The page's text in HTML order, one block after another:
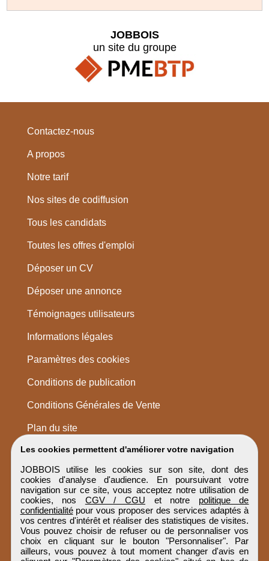
Les cookies permettent d'améliorer votre navigation
JOBBOIS utilise les cookies sur son site, dont des
cookies d'analyse d'audience. En poursuivant votre
navigation sur ce site, vous acceptez notre utilisation de
cookies, nos CGV / CGU et notre politique de
confidentialitépour vous proposer des services adaptés à
vos centres d'intérêt et réaliser des statistiques de visites.
Vous pouvez choisir de refuser ou de personnaliser vos
choix en cliquant sur le bouton "Personnaliser". Par
ailleurs, vous pouvez à tout moment changer d'avis en
JOBBOIS
un site du groupe
Contactez-nous
A propos
Notre tarif
Nos sites de codiffusion
Tous les candidats
Toutes les offres d'emploi
Déposer un CV
Déposer une annonce
Témoignages utilisateurs
Informations légales
Paramètres des cookies
Conditions de publication
Conditions Générales de Vente
Plan du site